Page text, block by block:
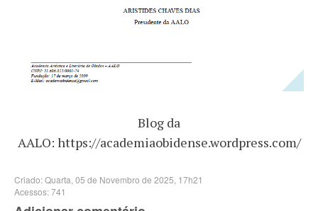
Blog da
AALO: https://academiaobidense.wordpress.com/
Criado: Quarta, 05 de Novembro de 2025, 17h21
Acessos: 741